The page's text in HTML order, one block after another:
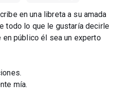
en una libreta a su amada
todo lo que le gustaría decirle
en público él sea un experto
mía.